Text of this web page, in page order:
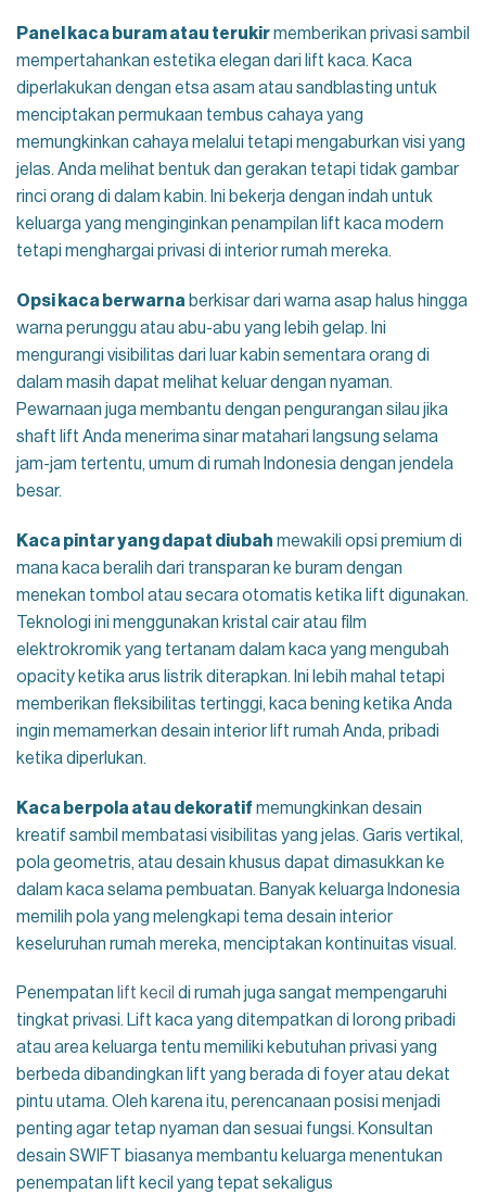
Panel kaca buram atau terukirmemberikan privasi sambil
mempertahankan estetika elegan dari lift kaca. Kaca
diperlakukan dengan etsa asam atau sandblasting untuk
menciptakan permukaan tembus cahaya yang
memungkinkan cahaya melalui tetapi mengaburkan visi yang
jelas. Anda melihat bentuk dan gerakan tetapi tidak gambar
rinci orang di dalam kabin. Ini bekerja dengan indah untuk
keluarga yang menginginkan penampilan lift kaca modern
tetapi menghargai privasi di interior rumah mereka.
Opsi kaca berwarna berkisar dari warna asap halus hingga
warna perunggu atau abu-abu yang lebih gelap. Ini
mengurangi visibilitas dari luar kabin sementara orang di
dalam masih dapat melihat keluar dengan nyaman.
Pewarnaan juga membantu dengan pengurangan silau jika
shaft lift Anda menerima sinar matahari langsung selama
jam-jam tertentu, umum di rumah Indonesia dengan jendela
besar.
Kaca pintar yang dapat diubah mewakili opsi premium di
mana kaca beralih dari transparan ke buram dengan
menekan tombol atau secara otomatis ketika lift digunakan.
Teknologi ini menggunakan kristal cair atau film
elektrokromik yang tertanam dalam kaca yang mengubah
opacity ketika arus listrik diterapkan. Ini lebih mahal tetapi
memberikan fleksibilitas tertinggi, kaca bening ketika Anda
ingin memamerkan desain interior lift rumah Anda, pribadi
ketika diperlukan.
Kaca berpola atau dekoratif memungkinkan desain
kreatif sambil membatasi visibilitas yang jelas. Garis vertikal,
pola geometris, atau desain khusus dapat dimasukkan ke
dalam kaca selama pembuatan. Banyak keluarga Indonesia
memilih pola yang melengkapi tema desain interior
keseluruhan rumah mereka, menciptakan kontinuitas visual.
Penempatan lift kecil di rumah juga sangat mempengaruhi
tingkat privasi. Lift kaca yang ditempatkan di lorong pribadi
atau area keluarga tentu memiliki kebutuhan privasi yang
berbeda dibandingkan lift yang berada di foyer atau dekat
pintu utama. Oleh karena itu, perencanaan posisi menjadi
penting agar tetap nyaman dan sesuai fungsi. Konsultan
desain SWIFT biasanya membantu keluarga menentukan
penempatan lift kecil yang tepat sekaligus